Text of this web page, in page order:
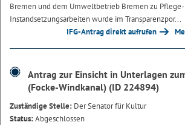
Bremen und dem Umweltbetrieb Bremen zu Pflege-
Instandsetzungsarbeiten wurde im Transparenzpor...
IFG-Antrag direkt aufrufen
Antrag zur Einsicht in Unterlagen
(Focke-Windkanal) (ID 224894)
Zuständige Stelle: Der Senator für Kultur
Status:Abgeschlossen